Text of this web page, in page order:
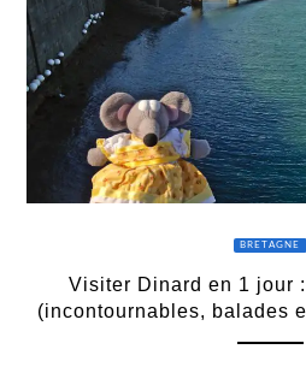
BRETAGNE
Visiter Dinard en 1 jour
(incontournables, balades